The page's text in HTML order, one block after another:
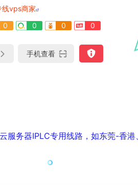
线vps商家
0 0 0 0
手机查看
服务器IPLC专用线路，如东莞-香